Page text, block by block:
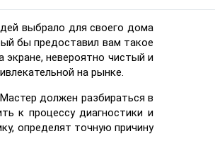
выбрало для своего дома
бы предоставил вам такое
невероятно чистый и
на рынке.
должен разбираться в
к процессу диагностики и
определят точную причину